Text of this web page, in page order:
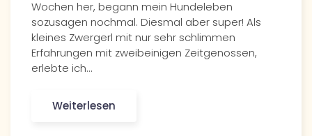
Wochen her, begann mein Hundeleben
sozusagen nochmal. Diesmal aber super! Als
kleines Zwergerl mit nur sehr schlimmen
Erfahrungen mit zweibeinigen Zeitgenossen,
erlebte ich…
Weiterlesen